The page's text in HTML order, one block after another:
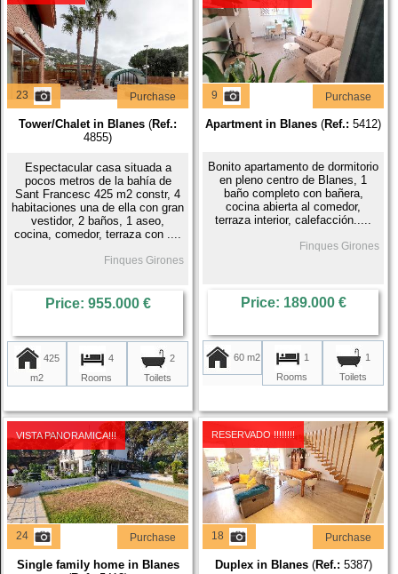
23 Purchase
Tower/Chalet in Blanes (Ref.:
4855)
Espectacular casa situada a
pocos metros de la bahía de
Sant Francesc 425 m2 constr, 4
habitaciones una de ella con gran
vestidor, 2 baños, 1 aseo,
cocina, comedor, terraza con ....
Finques Girones
Price: 955.000 €
425
m2
4
Rooms
2
Toilets
9 Purchase
Apartment in Blanes (Ref.: 5412)
Bonito apartamento de dormitorio
en pleno centro de Blanes, 1
baño completo con bañera,
cocina abierta al comedor,
terraza interior, calefacción.....
Finques Girones
Price: 189.000 €
60 m2
1
Rooms
1
Toilets
VISTA PANORAMICA!!!
24 Purchase
Single family home in Blanes
RESERVADO !!!!!!!!
18 Purchase
Duplex in Blanes(Ref.: 5387)